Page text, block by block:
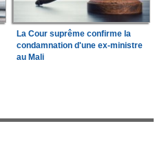
La Cour suprême confirme la
condamnation d'une ex-ministre
au Mali